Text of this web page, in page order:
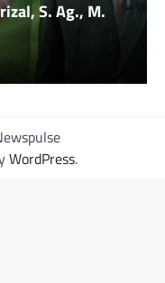
S. Ag., M.
WordPress.